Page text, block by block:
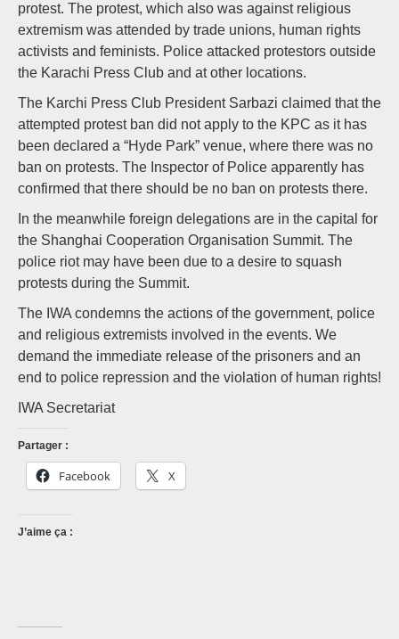
protest. The protest, which also was against religious
extremism was attended by trade unions, human rights
activists and feminists. Police attacked protestors outside
the Karachi Press Club and at other locations.
The Karchi Press Club President Sarbazi claimed that the
attempted protest ban did not apply to the KPC as it has
been declared a “Hyde Park” venue, where there was no
ban on protests. The Inspector of Police apparently has
confirmed that there should be no ban on protests there.
In the meanwhile foreign delegations are in the capital for
the Shanghai Cooperation Organisation Summit. The
police riot may have been due to a desire to squash
protests during the Summit.
The IWA condemns the actions of the government, police
and religious extremists involved in the events. We
demand the immediate release of the prisoners and an
end to police repression and the violation of human rights!
IWA Secretariat
Partager :
Facebook X
J’aime ça :